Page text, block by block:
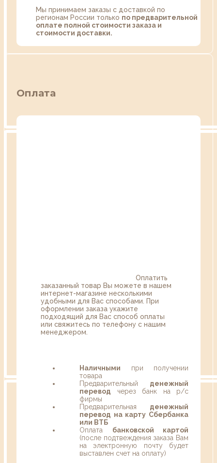
Мы принимаем заказы с доставкой по
регионам России только по предварительной
оплате полной стоимости заказа и
стоимости доставки.
Оплата
Оплатить
заказанный товар Вы можете в нашем
интернет-магазине несколькими
удобными для Вас способами. При
оформлении заказа укажите
подходящий для Вас способ оплаты
или свяжитесь по телефону с нашим
менеджером.
Наличными при получении
товара
Предварительный денежный
перевод через банк на р/с
фирмы
Предварительная денежный
перевод на карту Сбербанка
или ВТБ
Оплата банковской картой
(после подтвеждения заказа Вам
на электронную почту будет
выставлен счет на оплату)